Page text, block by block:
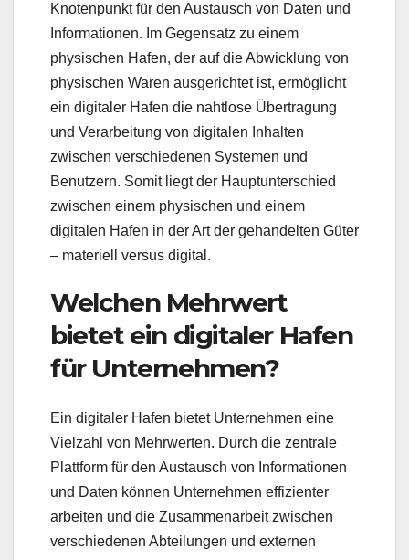
Knotenpunkt für den Austausch von Daten und
Informationen. Im Gegensatz zu einem
physischen Hafen, der auf die Abwicklung von
physischen Waren ausgerichtet ist, ermöglicht
ein digitaler Hafen die nahtlose Übertragung
und Verarbeitung von digitalen Inhalten
zwischen verschiedenen Systemen und
Benutzern. Somit liegt der Hauptunterschied
zwischen einem physischen und einem
digitalen Hafen in der Art der gehandelten Güter
– materiell versus digital.
Welchen Mehrwert
bietet ein digitaler Hafen
für Unternehmen?
Ein digitaler Hafen bietet Unternehmen eine
Vielzahl von Mehrwerten. Durch die zentrale
Plattform für den Austausch von Informationen
und Daten können Unternehmen effizienter
arbeiten und die Zusammenarbeit zwischen
verschiedenen Abteilungen und externen